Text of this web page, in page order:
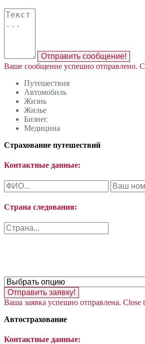
Отправить сообщение!
Ваше сообщение успешно отправлено.
Путешествия
Автомобиль
Жизнь
Жилье
Бизнес
Медицина
Страхование путешествий
Контактные данные:
Страна следования:
Отправить заявку!
Ваша заявка успешно отправлена. Close
Автострахование
Контактные данные: